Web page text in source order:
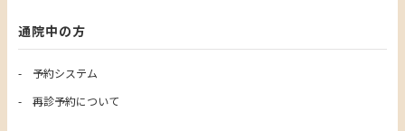
通院中の方
予約システム
再診予約について